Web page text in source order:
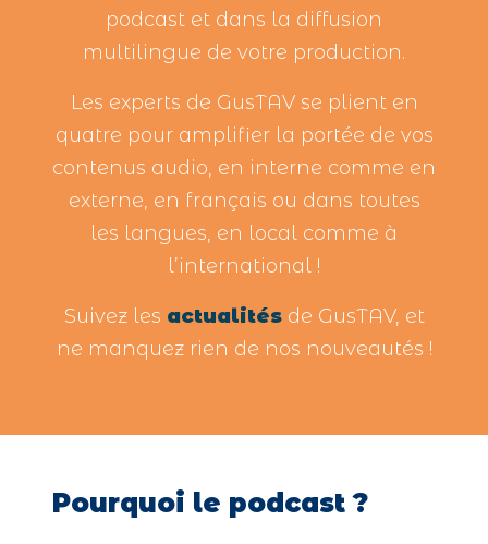
podcast et dans la diffusion
multilingue de votre production.
Les experts de GusTAV se plient en
quatre pour amplifier la portée de vos
contenus audio, en interne comme en
externe, en français ou dans toutes
les langues, en local comme à
l’international !
Suivez les actualitésde GusTAV, et
ne manquez rien de nos nouveautés !
Pourquoi le podcast ?